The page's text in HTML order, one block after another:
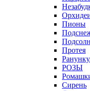
Пионы
Протея
РОЗЫ
Сирень